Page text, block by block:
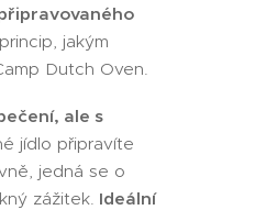
jakým
Dutch Oven.
ale s
jídlo připravíte
jedná se o
zážitek. Ideální